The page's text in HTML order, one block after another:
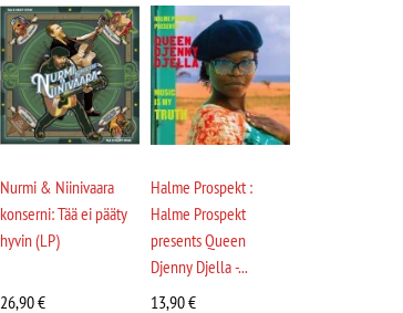
Nurmi & Niinivaara
konserni: Tää ei pääty
hyvin (LP)
26,90€
Halme Prospekt :
Halme Prospekt
presents Queen
Djenny Djella -...
13,90€